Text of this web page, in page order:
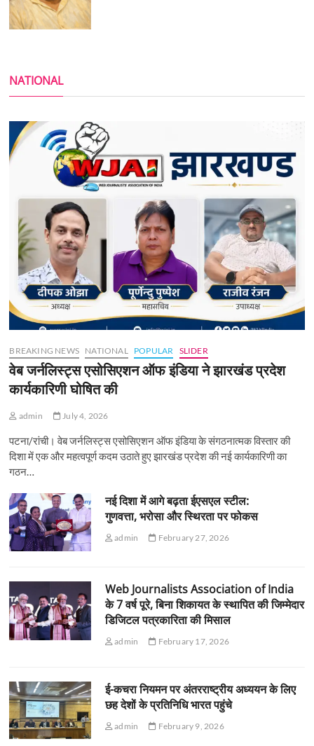
NATIONAL
BREAKING NEWS NATIONAL POPULAR SLIDER
वेब जर्नलिस्ट्स एसोसिएशन ऑफ इंडिया ने झारखंड प्रदेश
कार्यकारिणी घोषित की
admin July 4, 2026
पटना/रांची। वेब जर्नलिस्ट्स एसोसिएशन ऑफ इंडिया के संगठनात्मक विस्तार की
दिशा में एक और महत्वपूर्ण कदम उठाते हुए झारखंड प्रदेश की नई कार्यकारिणी का
गठन…
नई दिशा में आगे बढ़ता ईएसएल स्टील:
गुणवत्ता, भरोसा और स्थिरता पर फोकस
admin February 27, 2026
Web Journalists Association of India
के 7 वर्ष पूरे, बिना शिकायत के स्थापित की जिम्मेदार
डिजिटल पत्रकारिता की मिसाल
admin February 17, 2026
ई-कचरा नियमन पर अंतरराष्ट्रीय अध्ययन के लिए
छह देशों के प्रतिनिधि भारत पहुंचे
admin February 9, 2026